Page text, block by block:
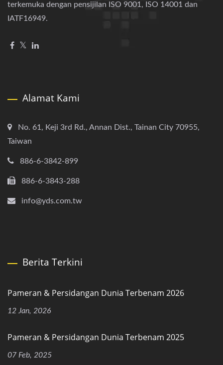
terkemuka dengan pensijilan ISO 9001, ISO 14001 dan
IATF16949.
Alamat Kami
No. 61, Keji 3rd Rd., Annan Dist., Tainan City 70955,
Taiwan
886-6-3842-899
886-6-3843-288
info@yds.com.tw
Berita Terkini
Pameran & Persidangan Dunia Terbenam 2026
12 Jan, 2026
Pameran & Persidangan Dunia Terbenam 2025
07 Feb, 2025